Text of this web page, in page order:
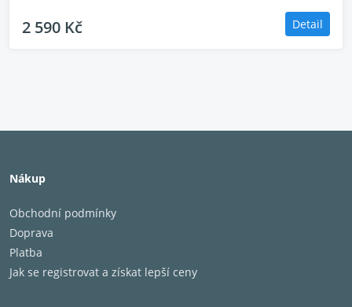
Typ
3-pásmová sloupová
Impedance
8 Ohm
zesilovače
Frekvenční rozsah
Citlivost
Bassreflex
Rozměry
Hmotnost
22.8 kg
2 590 Kč Detail
Nákup
Obchodní podmínky
Doprava
Platba
Jak se registrovat a získat lepší ceny